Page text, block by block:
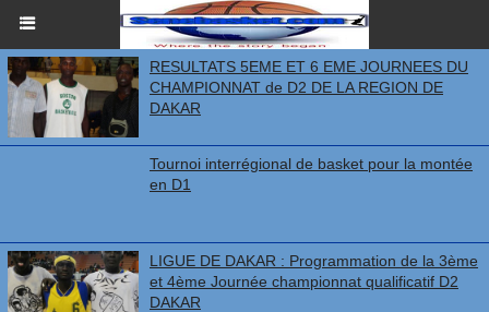
RESULTATS 5EME ET 6 EME JOURNEES DU
CHAMPIONNAT de D2 DE LA REGION DE
DAKAR
Tournoi interrégional de basket pour la montée
en D1
LIGUE DE DAKAR : Programmation de la 3ème
et 4ème Journée championnat qualificatif D2
DAKAR